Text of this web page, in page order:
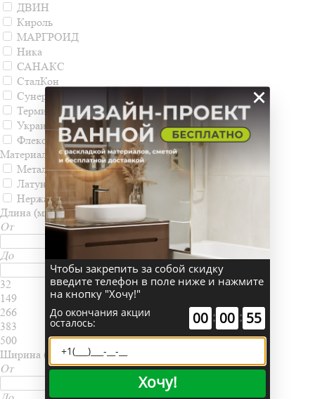
ДВИН
Кироль
МАРГРОИД
Ника
САНАКС
СталКон
Сунержа
Терминус
Украина
Флекси-север
Материал
Металл
Латунь
Нержавеющая сталь
Длина (мм)
От
До
32
149
266
383
500
Ширина (мм)
От
×
Чтобы закрепить за собой скидку
введите телефон в поле ниже и нажмите
на кнопку "Хочу!"
До окончания акции
осталось: 00 : 00 : 54
Хочу!